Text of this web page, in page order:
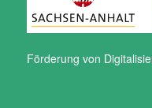
Förderung von